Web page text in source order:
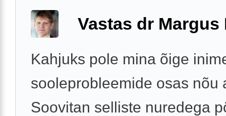
Vastas dr Margus
Kahjuks pole mina õige
sooleprobleemide osas nõu
Soovitan selliste nuredega